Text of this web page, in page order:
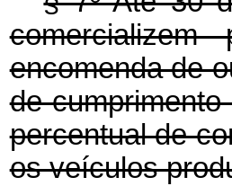
encomenda de
de
percentual de
os veículos